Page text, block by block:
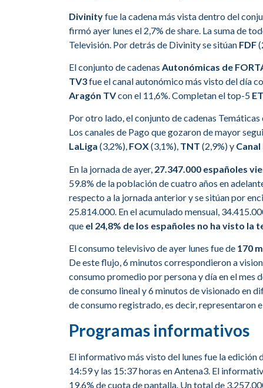
Divinityfue la cadena más vista dentro del
firmó ayer lunes el 2,7% de share. La suma de
Televisión. Por detrás de Divinity se sitúan FDF
El conjunto de cadenas Autonómicas de
TV3fue el canal autonómico más visto del día
Aragón TVcon el 11,6%. Completan el top-5
Por otro lado, el conjunto de cadenas
Los canales de Pago que gozaron de mayor
LaLiga (3,2%), FOX(3,1%), TNT (2,9%) y
En la jornada de ayer, 27.347.000 españoles
59.8% de la población de cuatro años en
respecto a la jornada anterior y se sitúan por
25.814.000. En el acumulado mensual,
que el 24,8% de los españoles no ha visto la
El consumo televisivo de ayer lunes fue de 170
De este flujo, 6 minutos correspondieron a
consumo promedio por persona y día en el mes
de consumo lineal y 6 minutos de visionado en
de consumo registrado, es decir, representaron
Programas informativos
El informativo más visto del lunes fue la edición
14:59 y las 15:37 horas en Antena3. El
19,6% de cuota de pantalla. Un total de